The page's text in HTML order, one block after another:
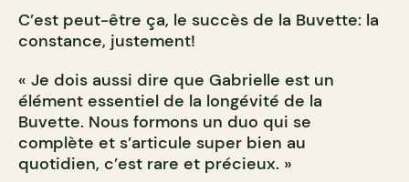
C’est peut-être ça, le succès de la Buvette: la
constance, justement!
« Je dois aussi dire que Gabrielle est un
élément essentiel de la longévité de la
Buvette. Nous formons un duo qui se
complète et s’articule super bien au
quotidien, c’est rare et précieux. »